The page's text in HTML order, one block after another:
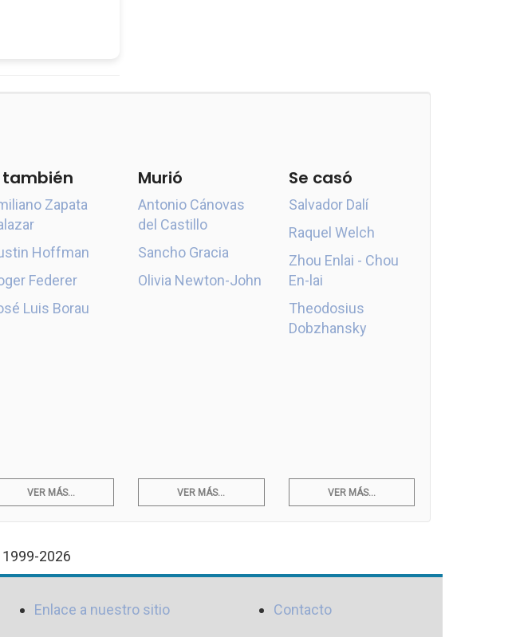
también
Zapata
Hoffman
Federer
Luis Borau
Murió
Antonio Cánovas
del Castillo
Sancho Gracia
Olivia Newton-John
Se casó
Salvador Dalí
Raquel Welch
Zhou Enlai - Chou
En-lai
Theodosius
Dobzhansky
VER MÁS... VER MÁS... VER MÁS...
2026
Enlace a nuestro sitio Contacto